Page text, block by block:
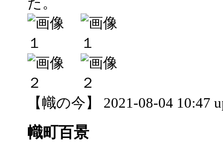
【幟の今】 2021-08-04 10:47
幟町百景